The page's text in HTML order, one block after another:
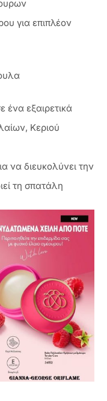
για επιπλέον
ένα εξαιρετικά
Κεριού
να διευκολύνει την
τη σπατάλη